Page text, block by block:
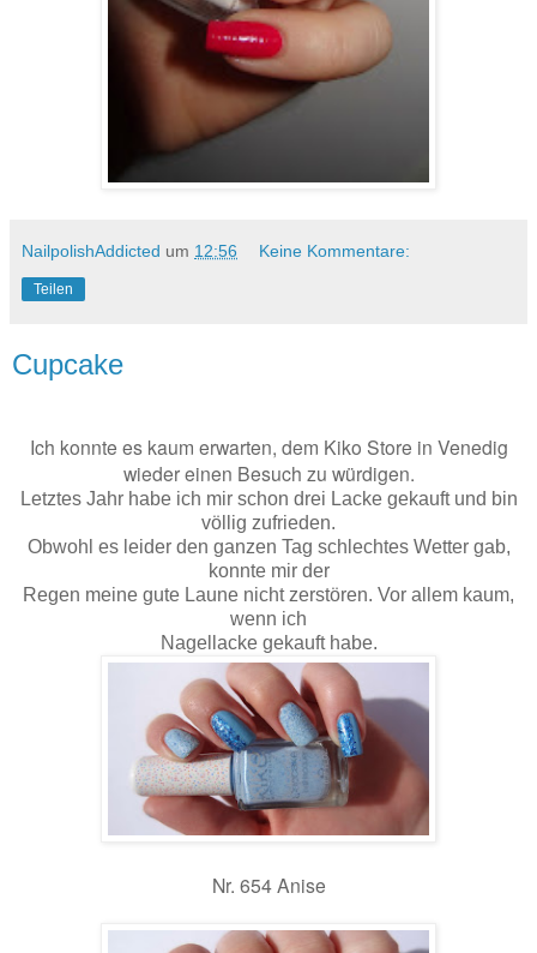
NailpolishAddicted um 12:56 Keine Kommentare:
Teilen
Cupcake
Ich konnte es kaum erwarten, dem Kiko Store in Venedig
wieder einen Besuch zu würdigen.
Letztes Jahr habe ich mir schon drei Lacke gekauft und bin
völlig zufrieden.
Obwohl es leider den ganzen Tag schlechtes Wetter gab,
konnte mir der
Regen meine gute Laune nicht zerstören. Vor allem kaum,
wenn ich
Nagellacke gekauft habe.
Nr. 654 Anise